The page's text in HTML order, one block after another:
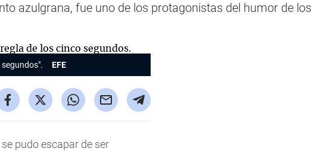
azulgrana, fue uno de los protagonistas del humor de los
EFE
pudo escapar de ser